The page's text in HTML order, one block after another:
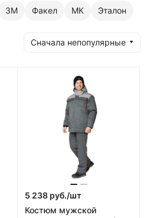
3M Факел МК Эталон
Сначала непопулярные
5 238 руб./шт
Костюм мужской